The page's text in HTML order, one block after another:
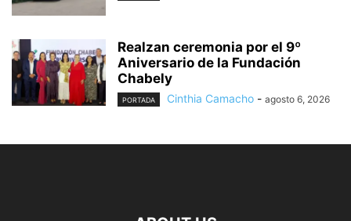
Realzan ceremonia por el 9º
Aniversario de la Fundación
Chabely
PORTADA Cinthia Camacho - agosto 6, 2026